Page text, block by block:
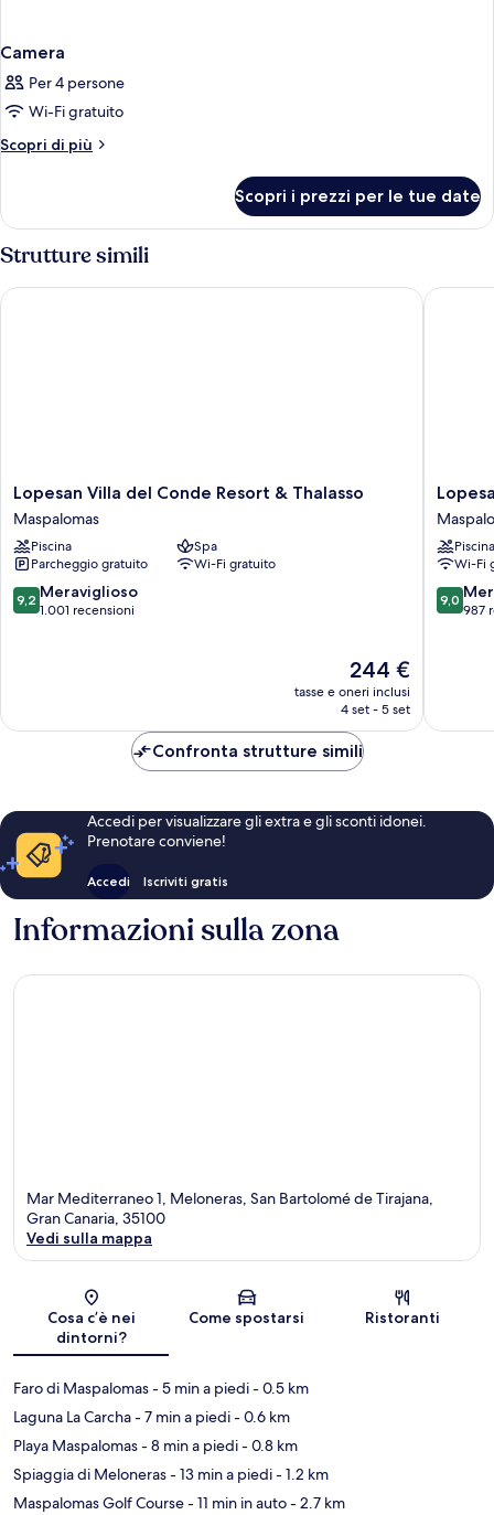
Camera
Per 4 persone
Wi-Fi gratuito
Scopri di più
Altri
Scopri i prezzi per le tue date
Strutture simili
Lopesan
Villa
del
Conde
Resort
&
Thalasso
Lopesan Villa del Conde Resort & Thalasso
Maspalomas
Piscina
Spa
Parcheggio gratuito
Wi-Fi gratuito
9.2
su
9,2 Meraviglioso
1.001 recensioni
Il
prezzo
attuale
244 €
244 €
tasse e oneri inclusi
4 set - 5 set
Lopesan Villa del Conde Resort & Thalasso
Lopesan
Baobab
Resort
Piscina
Wi-Fi
9.0
su
9,0
987
Confronta strutture simili
Accedi per visualizzare gli extra e gli sconti idonei.
Prenotare conviene!
Accedi Iscriviti gratis
Informazioni sulla zona
Mar Mediterraneo 1, Meloneras, San Bartolomé de Tirajana,
Gran Canaria, 35100
Vedi sulla mappa
Cosa c’è nei
dintorni?
Come spostarsi Ristoranti
Faro di Maspalomas- 5 min a piedi- 0.5 km
Laguna La Carcha- 7 min a piedi- 0.6 km
Playa Maspalomas- 8 min a piedi- 0.8 km
Spiaggia di Meloneras- 13 min a piedi- 1.2 km
Maspalomas Golf Course- 11 min in auto- 2.7 km